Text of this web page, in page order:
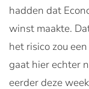
hadden dat
winst maakte.
het risico zou
gaat hier echter
eerder deze